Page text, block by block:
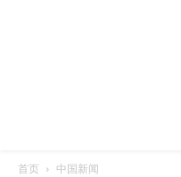
首页 中国新闻